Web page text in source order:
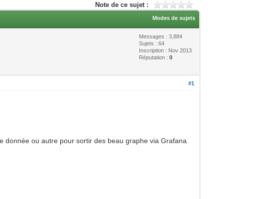
Note de ce sujet :
Modes de sujets
Messages : 3,884
Sujets : 64
Inscription : Nov 2013
Réputation :0
#1
donnée ou autre pour sortir des beau graphe via Grafana